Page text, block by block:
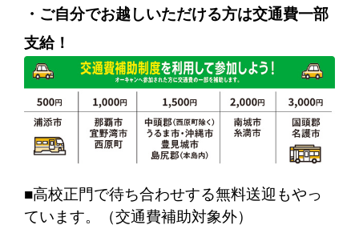
・ご自分でお越しいただける方は交通費一部
支給！
■高校正門で待ち合わせする無料送迎もやっ
ています。（交通費補助対象外）